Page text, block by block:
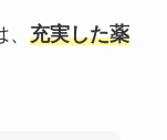
充実した薬